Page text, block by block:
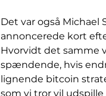
Det var også Michael
annoncerede kort
Hvorvidt det samme
spændende, hvis
lignende bitcoin
som vi tror vil